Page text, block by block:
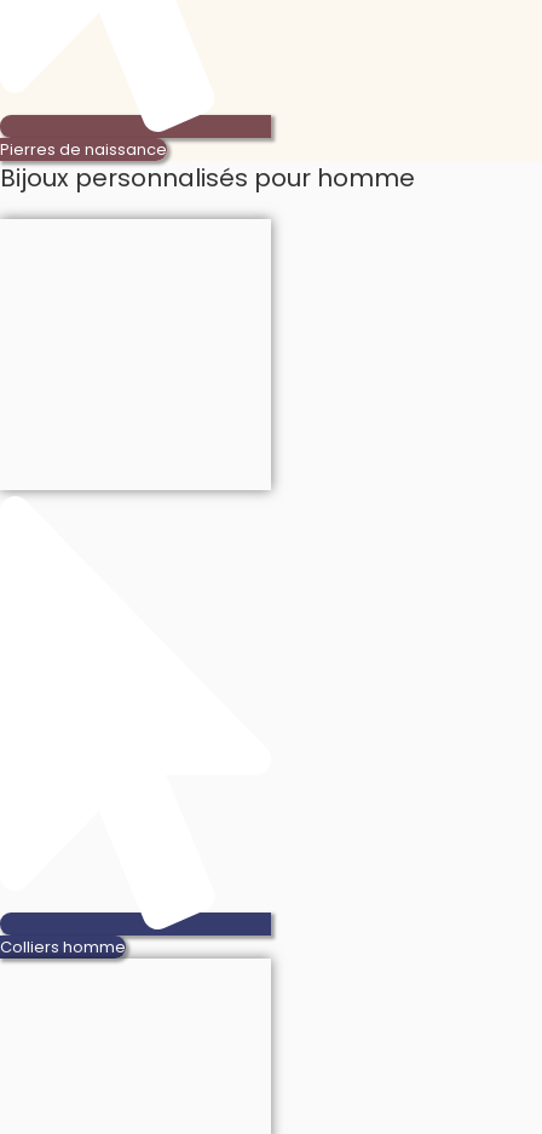
Pierres de naissance
Bijoux personnalisés pour homme
Colliers homme